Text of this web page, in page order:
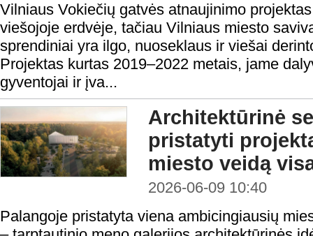
Vilniaus Vokiečių gatvės atnaujinimo
viešojoje erdvėje, tačiau Vilniaus miesto
sprendiniai yra ilgo, nuoseklaus ir viešai
Projektas kurtas 2019–2022 metais, jame
gyventojai ir įva...
Architektūrinė
pristatyti
miesto veidą
2026-06-09 10:40
Palangoje pristatyta viena ambicingiausių